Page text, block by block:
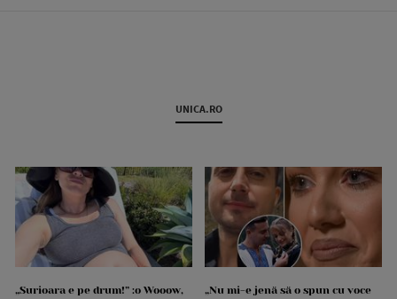
UNICA.RO
„Surioara e pe drum!” :o Wooow,
„Nu mi-e jenă să o spun cu voce